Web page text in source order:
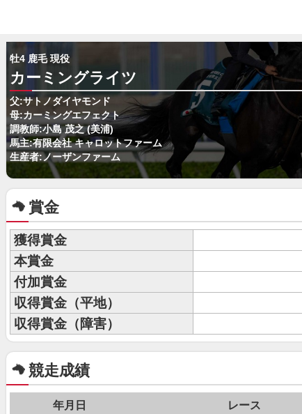
牡4 鹿毛 現役
カーミングライツ
父:サトノダイヤモンド
母:カーミングエフェクト
調教師:小島 茂之 (美浦)
馬主:有限会社 キャロットファーム
生産者:ノーザンファーム
賞金
獲得賞金
本賞金
付加賞金
収得賞金（平地）
収得賞金（障害）
競走成績
年月日 レース